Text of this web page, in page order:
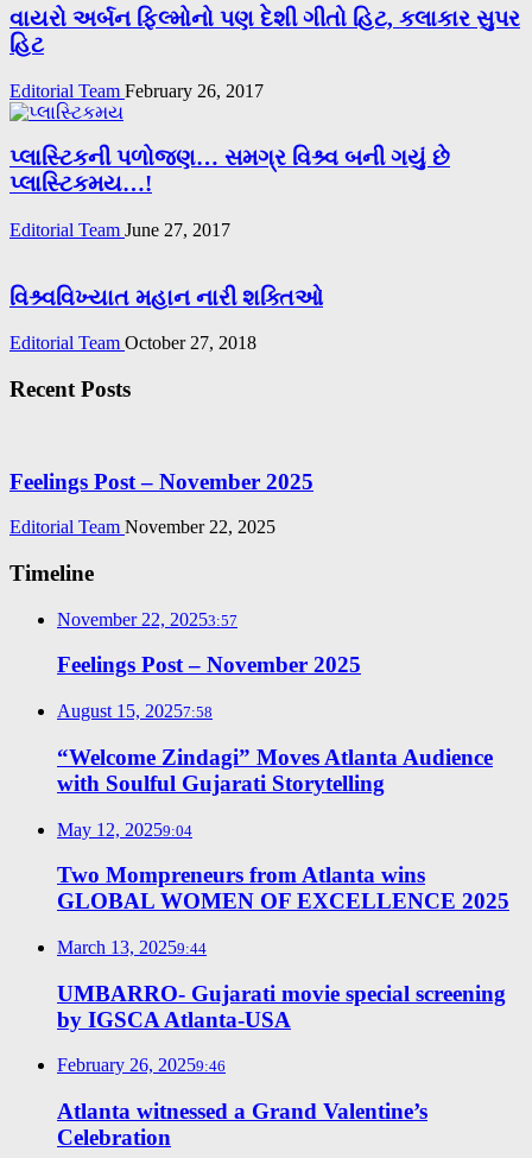
વાયરો અર્બન ફિલ્મોનો પણ દેશી ગીતો હિટ, કલાકાર સુપર
હિટ
Editorial Team February 26, 2017
પ્લાસ્ટિકની પળોજણ… સમગ્ર વિશ્ર્વ બની ગયું છે
પ્લાસ્ટિકમય…!
Editorial Team June 27, 2017
વિશ્ર્વવિખ્યાત મહાન નારી શક્તિઓ
Editorial Team October 27, 2018
Recent Posts
Feelings Post – November 2025
Editorial Team November 22, 2025
Timeline
November 22, 20253:57
Feelings Post – November 2025
August 15, 20257:58
“Welcome Zindagi” Moves Atlanta Audience
with Soulful Gujarati Storytelling
May 12, 20259:04
Two Mompreneurs from Atlanta wins
GLOBAL WOMEN OF EXCELLENCE 2025
March 13, 20259:44
UMBARRO- Gujarati movie special screening
by IGSCA Atlanta-USA
February 26, 20259:46
Atlanta witnessed a Grand Valentine’s
Celebration